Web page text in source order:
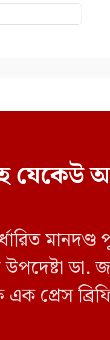
যেকেউ
উপদেষ্টা
প্রেস